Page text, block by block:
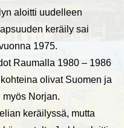
aloitti uudelleen
keräily sai
1975.
Raumalla 1980 – 1986
olivat Suomen ja
Norjan.
keräilyssä, mutta